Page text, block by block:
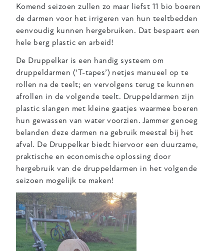
Komend seizoen zullen zo maar liefst 11 bio boeren
de darmen voor het irrigeren van hun teeltbedden
eenvoudig kunnen hergebruiken. Dat bespaart een
hele berg plastic en arbeid!
De Druppelkar is een handig systeem om
druppeldarmen (‘T-tapes’) netjes manueel op te
rollen na de teelt; en vervolgens terug te kunnen
afrollen in de volgende teelt. Druppeldarmen zijn
plastic slangen met kleine gaatjes waarmee boeren
hun gewassen van water voorzien. Jammer genoeg
belanden deze darmen na gebruik meestal bij het
afval. De Druppelkar biedt hiervoor een duurzame,
praktische en economische oplossing door
hergebruik van de druppeldarmen in het volgende
seizoen mogelijk te maken!